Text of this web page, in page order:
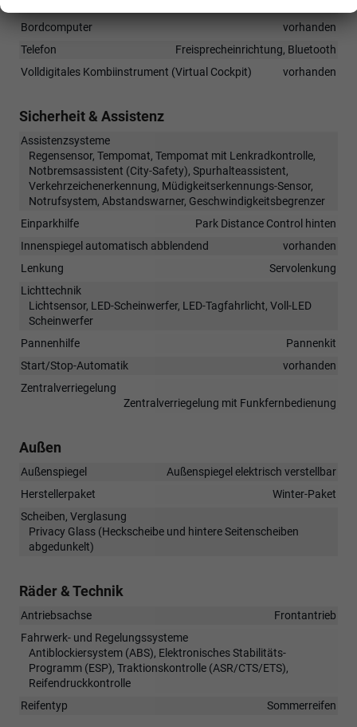
Bordcomputer
vorhanden
Telefon
Freisprecheinrichtung, Bluetooth
Volldigitales Kombiinstrument (Virtual Cockpit)
vorhanden
Sicherheit & Assistenz
Assistenzsysteme
Regensensor, Tempomat, Tempomat mit Lenkradkontrolle,
Notbremsassistent (City-Safety), Spurhalteassistent,
Verkehrzeichenerkennung, Müdigkeitserkennungs-Sensor,
Notrufsystem, Abstandswarner, Geschwindigkeitsbegrenzer
Einparkhilfe
Park Distance Control hinten
Innenspiegel automatisch abblendend
vorhanden
Lenkung
Servolenkung
Lichttechnik
Lichtsensor, LED-Scheinwerfer, LED-Tagfahrlicht, Voll-LED
Scheinwerfer
Pannenhilfe
Pannenkit
Start/Stop-Automatik
vorhanden
Zentralverriegelung
Zentralverriegelung mit Funkfernbedienung
Außen
Außenspiegel
Außenspiegel elektrisch verstellbar
Herstellerpaket
Winter-Paket
Scheiben, Verglasung
Privacy Glass (Heckscheibe und hintere Seitenscheiben
abgedunkelt)
Räder & Technik
Antriebsachse
Frontantrieb
Fahrwerk- und Regelungssysteme
Antiblockiersystem (ABS), Elektronisches Stabilitäts-
Programm (ESP), Traktionskontrolle (ASR/CTS/ETS),
Reifendruckkontrolle
Reifentyp
Sommerreifen